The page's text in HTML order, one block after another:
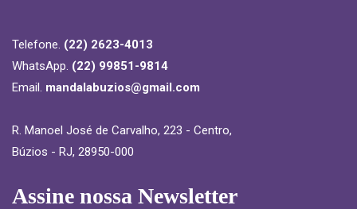
Telefone. (22) 2623-4013
WhatsApp. (22) 99851-9814
Email. mandalabuzios@gmail.com
R. Manoel José de Carvalho, 223 - Centro,
Búzios - RJ, 28950-000
Assine nossa Newsletter